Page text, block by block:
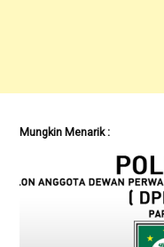
Mungkin Menarik :